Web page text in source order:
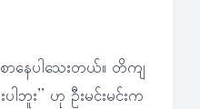
ောနေပါသေးတယ်။ တိကျ
ဘူး’’ ဟု ဦးမင်းမင်းက